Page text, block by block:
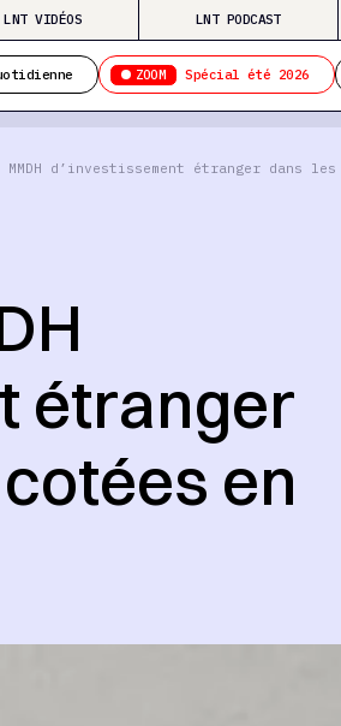
LNT VIDÉOS LNT PODCAST
ZOOM Spécial été 2026
MMDH d’investissement étranger dans
étranger
en